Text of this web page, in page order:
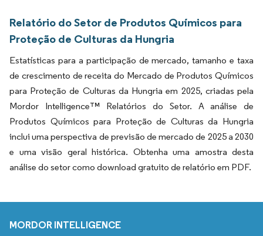
Relatório do Setor de Produtos Químicos para
Proteção de Culturas da Hungria
Estatísticas para a participação de mercado, tamanho e taxa
de crescimento de receita do Mercado de Produtos Químicos
para Proteção de Culturas da Hungria em 2025, criadas pela
Mordor Intelligence™ Relatórios do Setor. A análise de
Produtos Químicos para Proteção de Culturas da Hungria
inclui uma perspectiva de previsão de mercado de 2025 a 2030
e uma visão geral histórica. Obtenha uma amostra desta
análise do setor como download gratuito de relatório em PDF.
MORDOR INTELLIGENCE